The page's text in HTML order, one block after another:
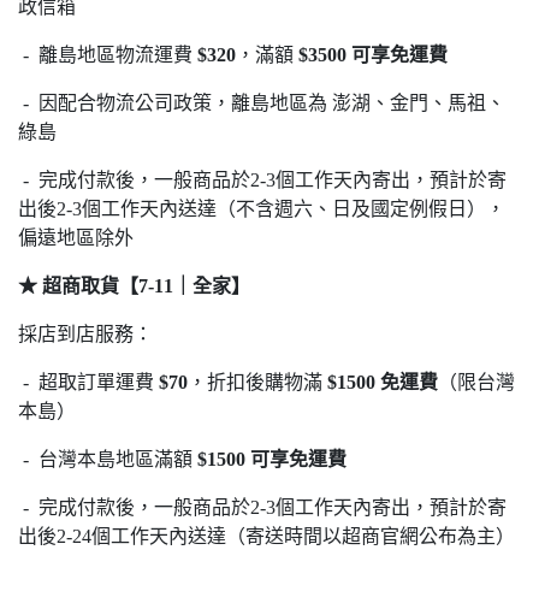
政信箱
- 離島地區物流運費 $320 ，滿額 $3500 可享免運費
- 因配合物流公司政策，離島地區為 澎湖、金門、馬祖、
綠島
- 完成付款後，一般商品於2-3個工作天內寄出，預計於寄
出後2-3個工作天內送達（不含週六、日及國定例假日），
偏遠地區除外
★ 超商取貨【7-11｜全家】
採店到店服務：
- 超取訂單運費 $70 ，折扣後購物滿 $1500 免運費 （限台灣
本島）
- 台灣本島地區滿額 $1500 可享免運費
- 完成付款後，一般商品於2-3個工作天內寄出，預計於寄
出後2-24個工作天內送達（寄送時間以超商官網公布為主）